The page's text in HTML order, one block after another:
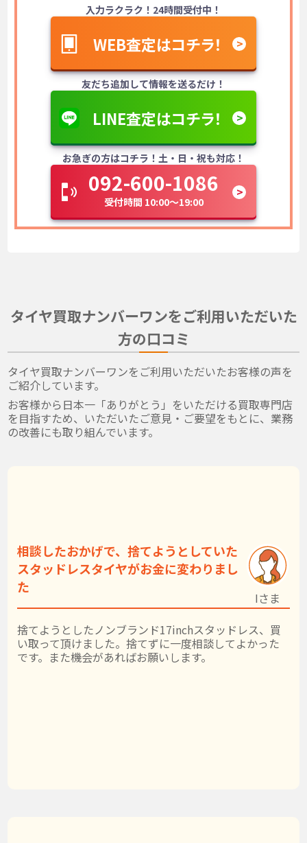
入力ラクラク！24時間受付中！
WEB査定はコチラ！
友だち追加して情報を送るだけ！
LINE査定はコチラ！
お急ぎの方はコチラ！土・日・祝も対応！
092-600-1086
受付時間 10:00～19:00
タイヤ買取ナンバーワンをご利用いただいた
方の口コミ
タイヤ買取ナンバーワンをご利用いただいたお客様の声を
ご紹介しています。
お客様から日本一「ありがとう」をいただける買取専門店
を目指すため、いただいたご意見・ご要望をもとに、業務
の改善にも取り組んでいます。
相談したおかげで、捨てようとしていた
スタッドレスタイヤがお金に変わりまし
た
捨てようとしたノンブランド17inchスタッドレス、買
い取って頂けました。捨てずに一度相談してよかった
です。また機会があればお願いします。
Iさま